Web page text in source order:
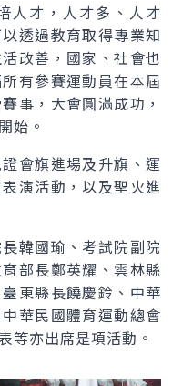
人才，人才多、人才
透過教育取得專業知
改善，國家、社會也
有參賽運動員在本屆
事，大會圓滿成功，
始。
會旗進場及升旗、運
演活動，以及聖火進
韓國瑜、考試院副院
部長鄭英耀、雲林縣
東縣長饒慶鈴、中華
華民國體育運動總會
等亦出席是項活動。